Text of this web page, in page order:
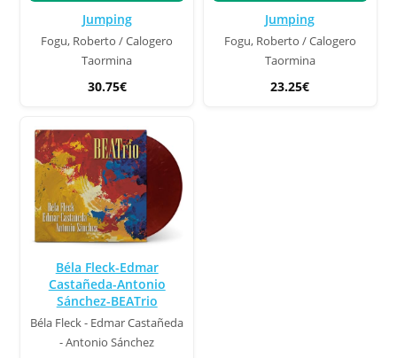
Jumping
Fogu, Roberto / Calogero
Taormina
30.75€
Jumping
Fogu, Roberto / Calogero
Taormina
23.25€
Béla Fleck-Edmar
Castañeda-Antonio
Sánchez-BEATrio
Béla Fleck - Edmar Castañeda
- Antonio Sánchez